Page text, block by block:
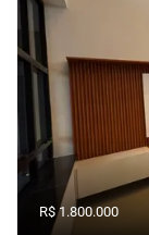
R$ 1.800.000